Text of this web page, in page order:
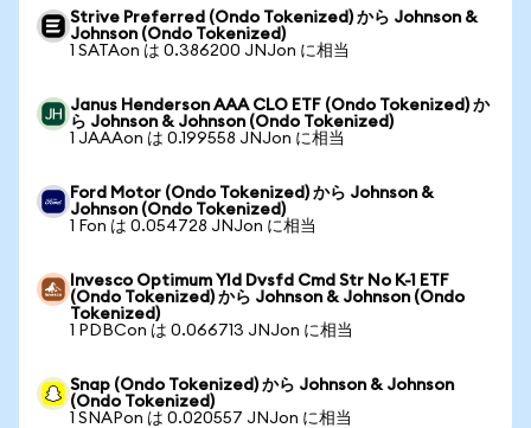
Strive Preferred (Ondo Tokenized) から Johnson &
Johnson (Ondo Tokenized)
1 SATAon は 0.386200 JNJon に相当
Janus Henderson AAA CLO ETF (Ondo Tokenized) か
ら Johnson & Johnson (Ondo Tokenized)
1 JAAAon は 0.199558 JNJon に相当
Ford Motor (Ondo Tokenized) から Johnson &
Johnson (Ondo Tokenized)
1 Fon は 0.054728 JNJon に相当
Invesco Optimum Yld Dvsfd Cmd Str No K-1 ETF
(Ondo Tokenized) から Johnson & Johnson (Ondo
Tokenized)
1 PDBCon は 0.066713 JNJon に相当
Snap (Ondo Tokenized) から Johnson & Johnson
(Ondo Tokenized)
1 SNAPon は 0.020557 JNJon に相当